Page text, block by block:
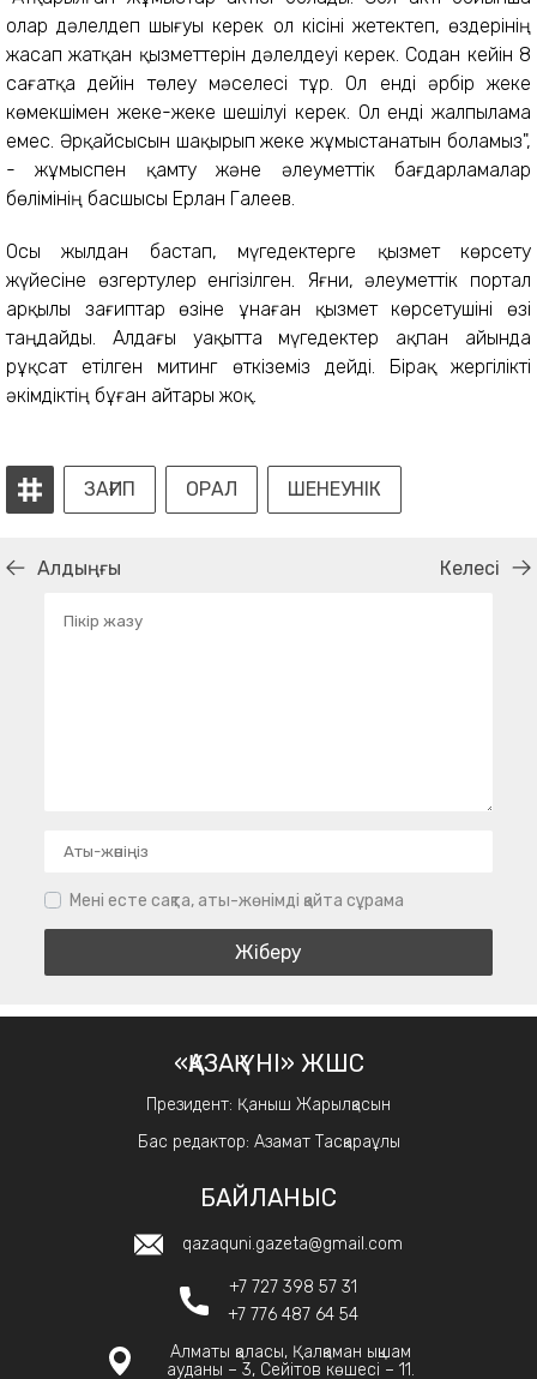
олар дәлелдеп шығуы керек ол кісіні жетектеп, өздерінің
жасап жатқан қызметтерін дәлелдеуі керек. Содан кейін 8
сағатқа дейін төлеу мәселесі тұр. Ол енді әрбір жеке
көмекшімен жеке-жеке шешілуі керек. Ол енді жалпылама
емес. Әрқайсысын шақырып жеке жұмыстанатын боламыз",
- жұмыспен қамту және әлеуметтік бағдарламалар
бөлімінің басшысы Ерлан Галеев.
Осы жылдан бастап, мүгедектерге қызмет көрсету
жүйесіне өзгертулер енгізілген. Яғни, әлеуметтік портал
арқылы зағиптар өзіне ұнаған қызмет көрсетушіні өзі
таңдайды. Алдағы уақытта мүгедектер ақпан айында
рұқсат етілген митинг өткіземіз дейді. Бірақ жергілікті
әкімдіктің бұған айтары жоқ.
ЗАҒИП ОРАЛ ШЕНЕУНІК
Алдыңғы Келесі
Мені есте сақта, аты-жөнімді қайта сұрама
«ҚАЗАҚ ҮНІ» ЖШС
Президент: Қаныш Жарылқасын
Бас редактор: Азамат Тасқараұлы
БАЙЛАНЫС
qazaquni.gazeta@gmail.com
+7 727 398 57 31
+7 776 487 64 54
Алматы қаласы, Қалқаман ықшам
ауданы – 3, Сейітов көшесі – 11.